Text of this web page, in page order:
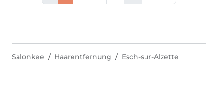
Salonkee Haarentfernung Esch-sur-Alzette